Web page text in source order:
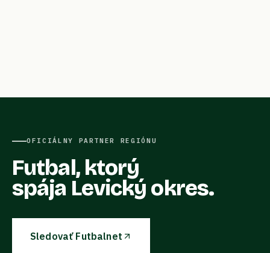
OFICIÁLNY PARTNER REGIÓNU
Futbal, ktorý
spája Levický okres.
Sledovať Futbalnet